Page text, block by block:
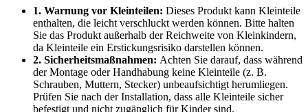
1. Warnung vor Kleinteilen: Dieses Produkt kann Kleinteile
enthalten, die leicht verschluckt werden können. Bitte halten
Sie das Produkt außerhalb der Reichweite von Kleinkindern,
da Kleinteile ein Erstickungsrisiko darstellen können.
2. Sicherheitsmaßnahmen: Achten Sie darauf, dass während
der Montage oder Handhabung keine Kleinteile (z. B.
Schrauben, Muttern, Stecker) unbeaufsichtigt herumliegen.
Prüfen Sie nach der Installation, dass alle Kleinteile sicher
befestigt und nicht zugänglich für Kinder sind.